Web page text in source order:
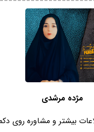
مژده مرشدی
بیشتر و مشاوره روی